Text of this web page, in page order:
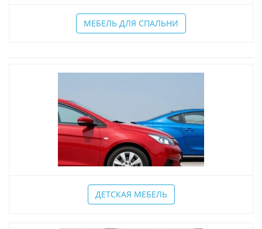
МЕБЕЛЬ ДЛЯ СПАЛЬНИ
ДЕТСКАЯ МЕБЕЛЬ